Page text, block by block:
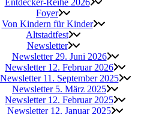
Entdecker-Reihe 2026
Foy­er
Von Kin­dern für Kinder
Alt­stadt­fest
News­let­ter
News­let­ter 29. Juni 2026
News­let­ter 12. Febru­ar 2026
News­let­ter 11. Sep­tem­ber 2025
News­let­ter 5. März 2025
News­let­ter 12. Febru­ar 2025
News­let­ter 12. Janu­ar 2025